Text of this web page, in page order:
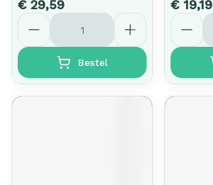
€ 29,59
Aantal
Bestel
€ 19,19
Aantal